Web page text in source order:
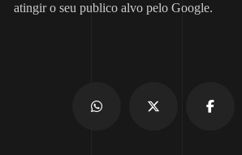
atingir o seu publico alvo pelo Google.